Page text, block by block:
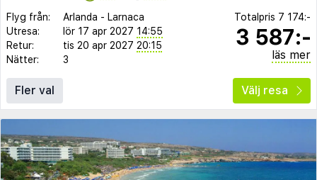
Flyg från: Arlanda - Larnaca
Utresa:
lör 17 apr 2027 14:55
Retur:
tis 20 apr 2027 20:15
Nätter:
3
Totalpris 7 174:-
3 587:-
läs mer
Fler val Välj resa